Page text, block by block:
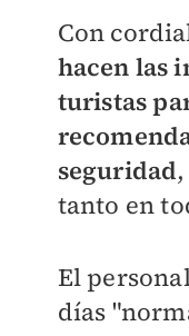
Con
hacen las
turistas
seguridad
tanto en
El
días